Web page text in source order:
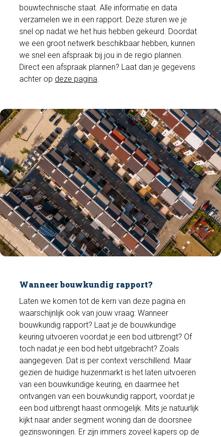
bouwtechnische staat. Alle informatie en data
verzamelen we in een rapport. Deze sturen we je
snel op nadat we het huis hebben gekeurd. Doordat
we een groot netwerk beschikbaar hebben, kunnen
we snel een afspraak bij jou in de regio plannen.
Direct een afspraak plannen? Laat dan je gegevens
achter op deze pagina.
Wanneer bouwkundig rapport?
Laten we komen tot de kern van deze pagina en
waarschijnlijk ook van jouw vraag: Wanneer
bouwkundig rapport? Laat je de bouwkundige
keuring uitvoeren voordat je een bod uitbrengt? Of
toch nadat je een bod hebt uitgebracht? Zoals
aangegeven. Dat is per context verschillend. Maar
gezien de huidige huizenmarkt is het laten uitvoeren
van een bouwkundige keuring, en daarmee het
ontvangen van een bouwkundig rapport, voordat je
een bod uitbrengt haast onmogelijk. Mits je natuurlijk
kijkt naar ander segment woning dan de doorsnee
gezinswoningen. Er zijn immers zoveel kapers op de